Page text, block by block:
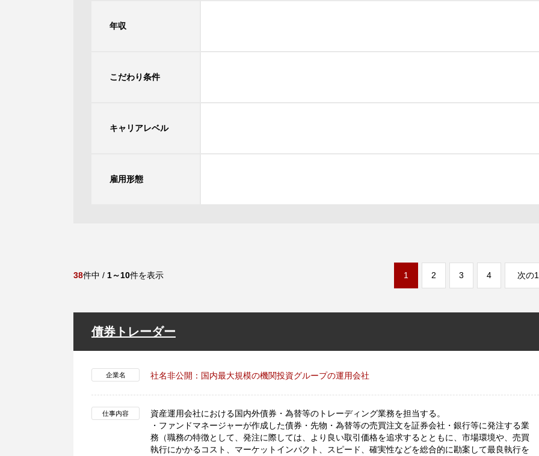
年収
こだわり条件
キャリアレベル
雇用形態
38件中 / 1～10件を表示 1 2 3 4 次の
債券トレーダー
企業名 社名非公開：国内最大規模の機関投資グループの運用会社
仕事内容
資産運用会社における国内外債券・為替等のトレーディング業務を担当する。
・ファンドマネージャーが作成した債券・先物・為替等の売買注文を証券会社・銀行等に発注する業
務（職務の特徴として、発注に際しては、より良い取引価格を追求するとともに、市場環境や、売買
執行にかかるコスト、マーケットインパクト、スピード、確実性などを総合的に勘案して最良執行を